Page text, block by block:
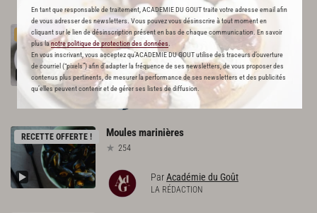
En tant que responsable de traitement, ACADEMIE DU GOUT traite votre adresse email afin
de vous adresser des newsletters. Vous pouvez vous désinscrire à tout moment en
cliquant sur le lien de désinscription présent en bas de chaque communication. En savoir
plus lanotre politique de protection des données
En vous inscrivant, vous acceptez qu'ACADEMIE DU GOUT utilise des traceurs d’ouverture
de courriel (“pixels”) afin d’adapter la fréquence de ses newsletters, de vous proposer des
contenus plus pertinents, de mesurer la performance de ses newsletters et des publicités
qu’elles peuvent contenir et de gérer ses listes de diffusion.
PREMIUM
Moules de bouchot à la marinière, pommes
frites
670
ParAlain Ducasse
CHEF
RECETTE OFFERTE ! Moulesmarinières
254
ParAcadémie du Goût
LA RÉDACTION